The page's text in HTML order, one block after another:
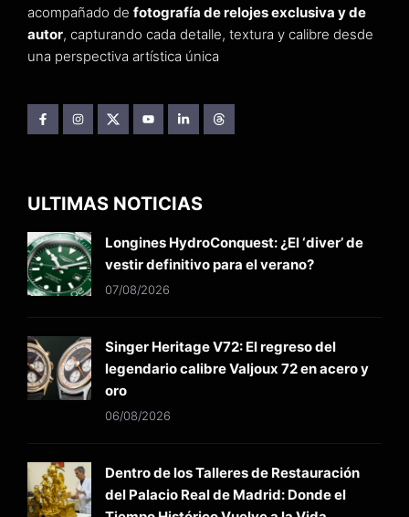
acompañado de fotografía de relojes exclusiva y de
autor, capturando cada detalle, textura y calibre desde
una perspectiva artística única
ULTIMAS NOTICIAS
Longines HydroConquest: ¿El ‘diver’ de
vestir definitivo para el verano?
07/08/2026
Singer Heritage V72: El regreso del
legendario calibre Valjoux 72 en acero y
oro
06/08/2026
Dentro de los Talleres de Restauración
del Palacio Real de Madrid: Donde el